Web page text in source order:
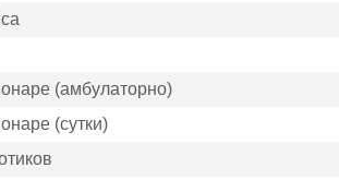
(амбулаторно)
(сутки)